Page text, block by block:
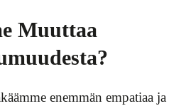
Muuttaa
enemmän empatiaa ja